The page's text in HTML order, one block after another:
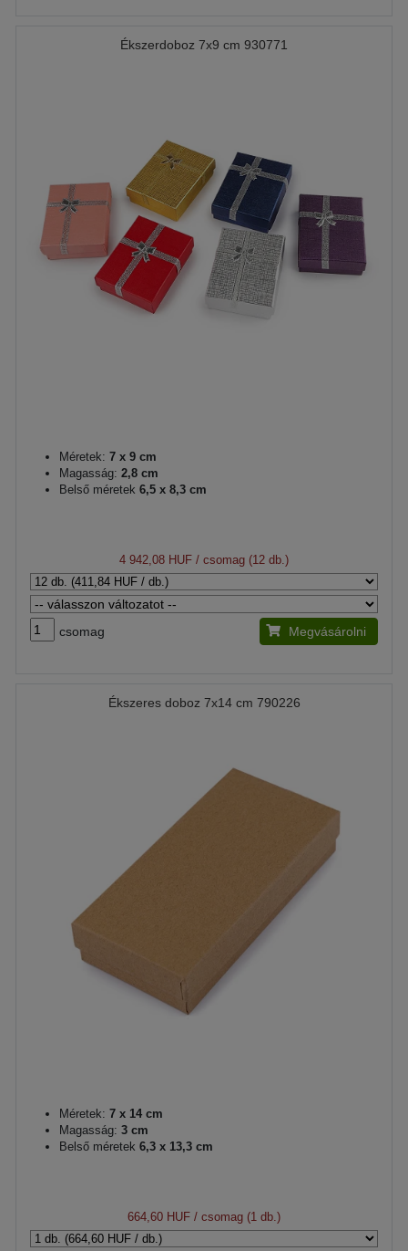
Ékszerdoboz 7x9 cm 930771
Méretek: 7 x 9 cm
Magasság: 2,8 cm
Belső méretek 6,5 x 8,3 cm
4 942,08 HUF / csomag (12 db.)
csomag Megvásárolni
Ékszeres doboz 7x14 cm 790226
Méretek: 7 x 14 cm
Magasság: 3 cm
Belső méretek 6,3 x 13,3 cm
664,60 HUF / csomag (1 db.)